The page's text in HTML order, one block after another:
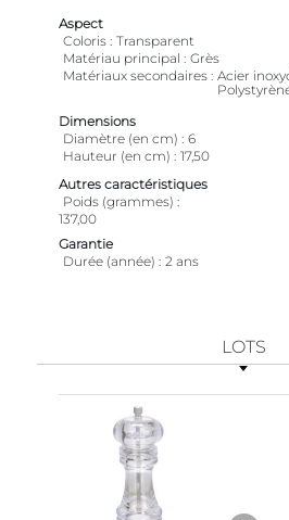
Aspect
Coloris Transparent
Matériau principal
Grès
Matériaux secondaires Acier
Dimensions
Diamètre (en cm)
6
Hauteur (en cm)
17,50
Autres caractéristiques
Poids (grammes)
137,00
Garantie
Durée (année)
2 ans
LOTS